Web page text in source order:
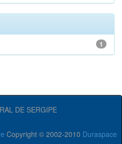
1
DE SERGIPE
Copyright © 2002-2010 Duraspace